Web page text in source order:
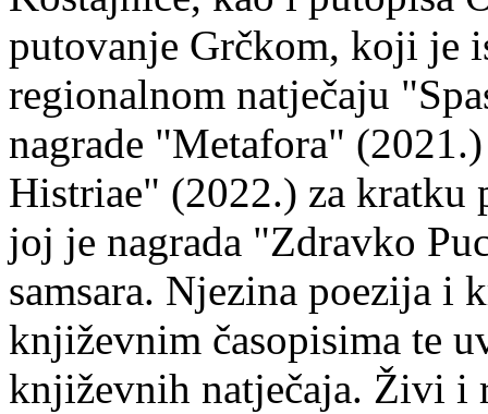
putovanje Grčkom, koji je
regionalnom natječaju
nagrade "Metafora"
Histriae" (2022.) za kratku
joj je nagrada "Zdravko
samsara. Njezina poezija i
književnim časopisima te
književnih natječaja. Živi i